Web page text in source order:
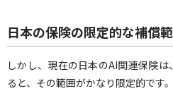
日本の保険の限定的な補償
しかし、現在の日本のAI関連保険
ると、その範囲がかなり限定的です